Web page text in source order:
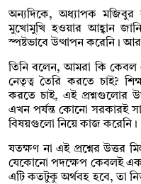
অন্যদিকে, অধ্যাপক মজিবুর
মুখোমুখি হওয়ার আহ্বান
স্পষ্টভাবে উত্থাপন করেনি।
তিনি বলেন, আমরা কি কেবল
নেতৃত্ব তৈরি করতে চাই?
করতে চাই, এই প্রশ্নগুলোর
এখন পর্যন্ত কোনো সরকারই
বিষয়গুলো নিয়ে কাজ করেনি।
যতক্ষণ না এই প্রশ্নের উত্তর
যেকোনো পদক্ষেপ কেবলই একটি
এটি কতটুকু অর্থবহ হবে, তা